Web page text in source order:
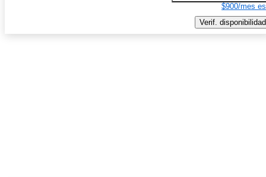
$900/mes
Verif. disponibilidad